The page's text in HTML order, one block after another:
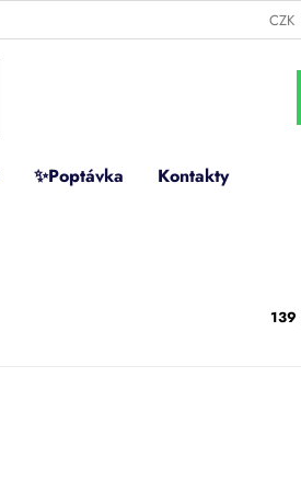
CZK
✨Poptávka Kontakty
139